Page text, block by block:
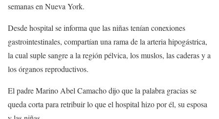
semanas en Nueva York.
Desde hospital se informa que las niñas tenían conexiones
gastrointestinales, compartían una rama de la arteria hipogástrica,
la cual suple sangre a la región pélvica, los muslos, las caderas y a
los órganos reproductivos.
El padre Marino Abel Camacho dijo que la palabra gracias se
queda corta para retribuir lo que el hospital hizo por él, su esposa